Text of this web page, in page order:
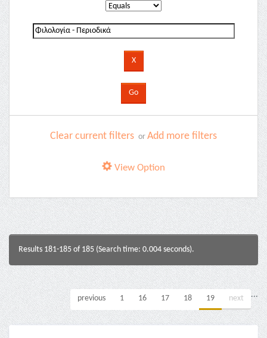
Clear current filters or Add more filters
View Option
Results 181-185 of 185 (Search time: 0.004 seconds).
previous 1 ...
16 17 18 19 next